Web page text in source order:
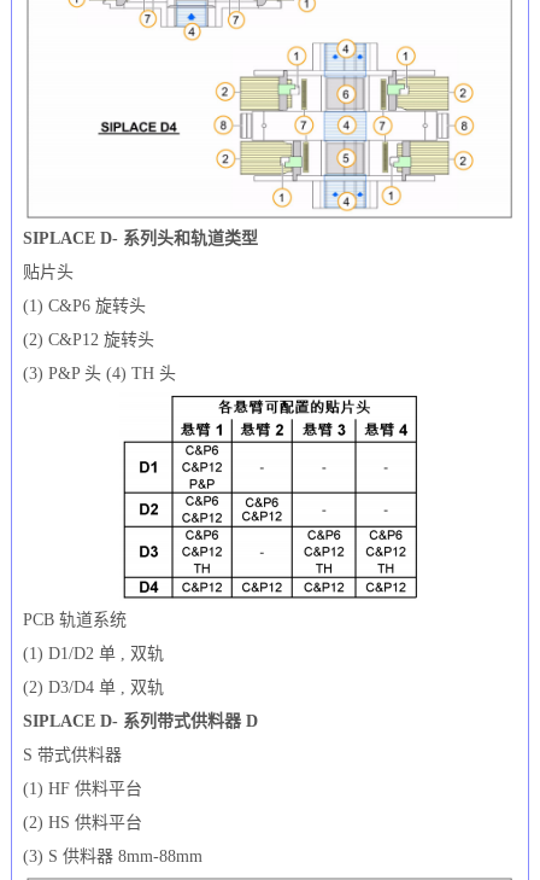
SIPLACE D- 系列头和轨道类型
贴片头
(1) C&P6 旋转头
(2) C&P12 旋转头
(3) P&P 头 (4) TH 头
PCB 轨道系统
(1) D1/D2 单 , 双轨
(2) D3/D4 单 , 双轨
SIPLACE D- 系列带式供料器 D
S 带式供料器
(1) HF 供料平台
(2) HS 供料平台
(3) S 供料器 8mm-88mm